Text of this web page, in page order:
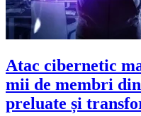
Atac cibernetic
mii de membri
preluate și